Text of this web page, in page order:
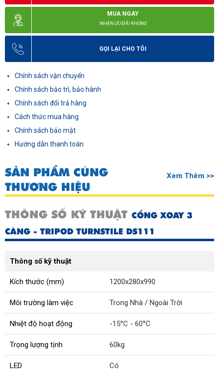
MUA NGAY
NHẬN ƯU ĐÃI KHỦNG
GỌI LẠI CHO TÔI
Chính sách vận chuyển
Chính sách bảo trì, bảo hành
Chính sách đổi trả hàng
Cách thức mua hàng
Chính sách bảo mật
Hướng dẫn thanh toán
SẢN PHẨM CÙNG
THƯƠNG HIỆU
Xem Thêm >>
THÔNG SỐ KỸ THUẬT CỔNG XOAY 3
CÀNG - TRIPOD TURNSTILE DS111
Thông số kỹ thuật
Kích thước (mm) 1200x280x990
Môi trường làm việc Trong Nhà / Ngoài Trời
Nhiệt độ hoạt động -15°C - 60°C
Trọng lượng tịnh 60kg
LED Có